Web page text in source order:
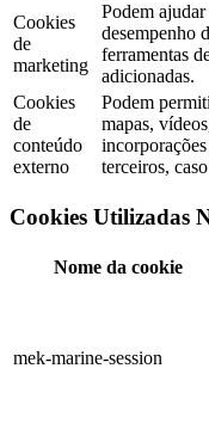
Cookies
de
marketing
Podem
desempenho
ferramentas
adicionadas.
Cookies
de
conteúdo
externo
Podem
mapas,
terceiros,
Cookies Utilizadas
Nome da cookie
mek-marine-session